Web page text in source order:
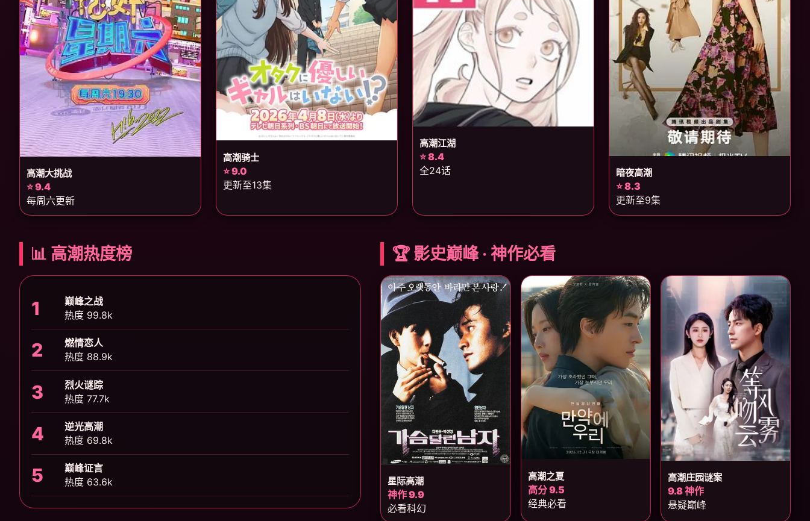
高潮大挑战
⭐ 9.4
每周六更新
高潮骑士
⭐ 9.0
更新至13集
高潮江湖
⭐ 8.4
全24话
暗夜高潮
⭐ 8.3
更新至9集
📊 高潮热度榜
1
巅峰之战
热度 99.8k
2
燃情恋人
热度 88.9k
3
烈火谜踪
热度 77.7k
4
逆光高潮
热度 69.8k
5
巅峰证言
热度 63.6k
🏆 影史巅峰 · 神作必看
星际高潮
神作 9.9
必看科幻
高潮之夏
高分 9.5
经典必看
高潮庄园谜案
9.8 神作
悬疑巅峰